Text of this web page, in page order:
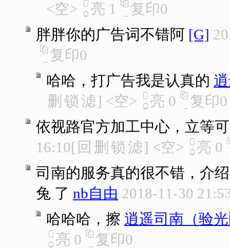
<空>
亮 1 复印0
胖胖你的广告词不错阿 [G]
复印0
哈哈，打广告我是认真的
删 锁 滤] <空> 亮 0 复印0
依视路官方加工中心，立等
16:10[ 回 删 锁 滤] <空> 亮 0
司南的服务真的很不错，介
兔 了 nb自由 2018-11-30
哈哈哈，擦 逍遥司南（验
亮 0 复印0